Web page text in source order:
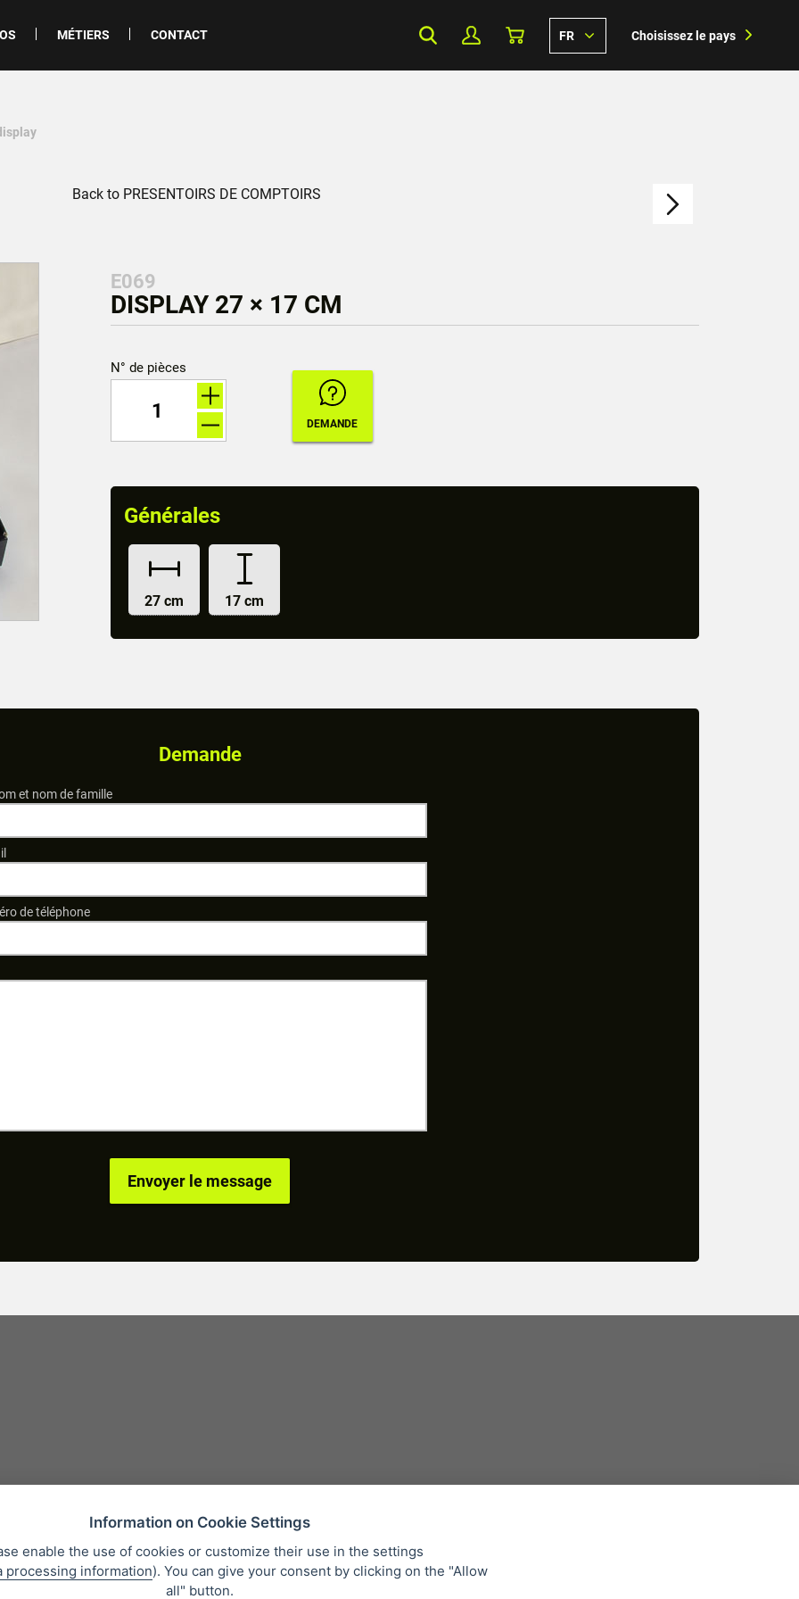
MÉTIERS CONTACT FR Choisissez le pays
Back to PRESENTOIRS DE COMPTOIRS
E069
DISPLAY 27 × 17 CM
N° de pièces
Générales
27 cm 17 cm
Demande
et nom de famille
de téléphone
Protection des données personnelles Qui sommes-nous?
Information on Cookie Settings
enable the use of cookies or customize their use in the settings
processing information). You can give your consent by clicking on the "Allow
all" button.